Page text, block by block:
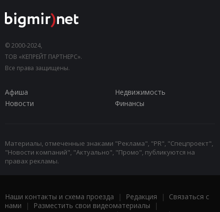
© 2000-2024,
ТОВ «КЕПРЕЙТ ПАРТНЕРС».
Все права защищены.
Афиша
Недвижимость
Новости
Финансы
Материалы, отмеченные знаками "Реклама", "PR", "Спецпроект",
"Новости компаний", "Актуально", "Промо", публикуются на
правах рекламы.
Наши контакты и схема проезда | Редакция | Связаться с
нами | Разместить свои видеоматериалы |